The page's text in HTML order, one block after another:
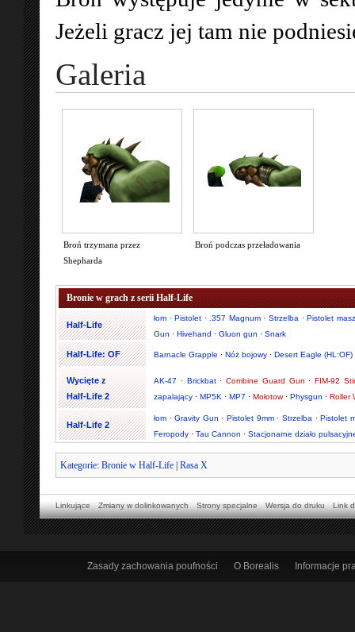
Jeżeli gracz jej tam nie
Galeria
Broń trzymana przez
Shepharda
Broń podczas przeładowania
Bronie w grach z serii Half-Life
Half-Life
łom ·Pistolet · .357 Magnum·Strzelba ·Pistolet
Gun · Hivehand · Gluon gun · Snark
Half-Life: OF Barnacle Grapple · Nóż bojowy · Desert Eagle (HL:OF)
Wycięte z
Half-Life 2
AK-47 · Brickbat·Combine Guard Gun ·FIM-92
zapalający · MP5K · MP7 · Mołotow· Physgun · Roller
Half-Life 2
łom ·Gravity Gun ·Pistolet 9mm· Strzelba ·Pistolet
Feropody · Tau Cannon · Stacjonarne działo
Kategorie: Bronie w Half-Life | Rasa X
Linkujące Zmiany w dolinkowanych Strony specjalne Wersja do druku Link
Zasady zachowania poufności O Borealis Informacje